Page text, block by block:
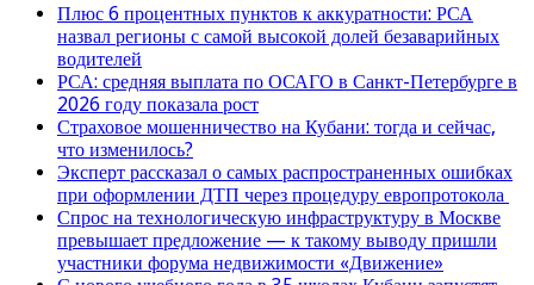
Плюс 6 процентных пунктов к аккуратности: РСА
назвал регионы с самой высокой долей безаварийных
водителей
РСА: средняя выплата по ОСАГО в Санкт-Петербурге в
2026 году показала рост
Страховое мошенничество на Кубани: тогда и сейчас,
что изменилось?
Эксперт рассказал о самых распространенных ошибках
при оформлении ДТП через процедуру европротокола
Спрос на технологическую инфраструктуру в Москве
превышает предложение — к такому выводу пришли
участники форума недвижимости «Движение»